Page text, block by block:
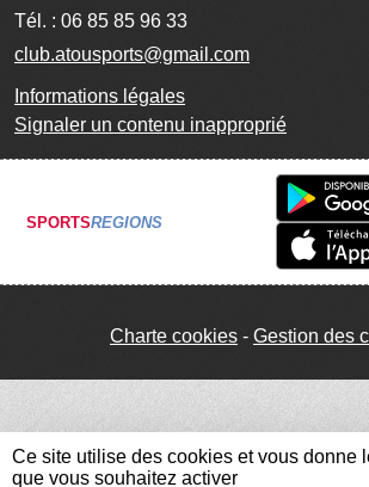
Tél. : 06 85 85 96 33
club.atousports@gmail.com
Informations légales
Signaler un contenu inapproprié
SPORTSREGIONS
Charte cookies Gestion des
Ce site utilise des cookies et vous donne
que vous souhaitez activer